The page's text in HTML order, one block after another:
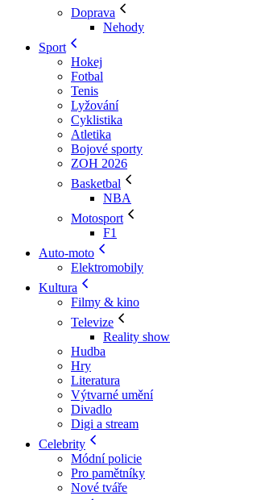
Doprava
Nehody
Sport
Hokej
Fotbal
Tenis
Lyžování
Cyklistika
Atletika
Bojové sporty
ZOH 2026
Basketbal
NBA
Motosport
F1
Auto-moto
Elektromobily
Kultura
Filmy & kino
Televize
Reality show
Hudba
Hry
Literatura
Výtvarné umění
Divadlo
Digi a stream
Celebrity
Módní policie
Pro pamětníky
Nové tváře